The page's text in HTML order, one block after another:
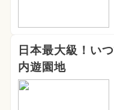
日本最大級！い
内遊園地